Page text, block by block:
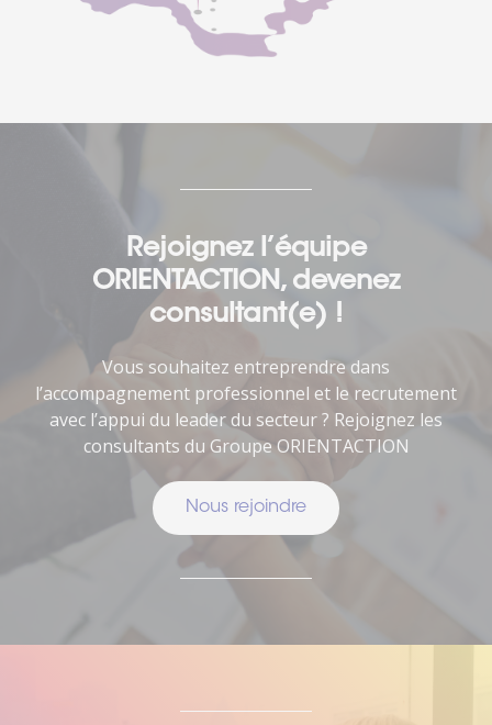
Rejoignez l’équipe
ORIENTACTION, devenez
consultant(e) !
Vous souhaitez entreprendre dans
l’accompagnement professionnel et le recrutement
avec l’appui du leader du secteur ? Rejoignez les
consultants du Groupe ORIENTACTION
Nous rejoindre